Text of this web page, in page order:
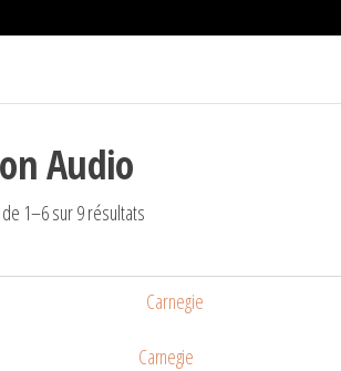
Audio
1–6 sur 9 résultats
Carnegie